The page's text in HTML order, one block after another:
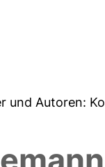
und Autoren: